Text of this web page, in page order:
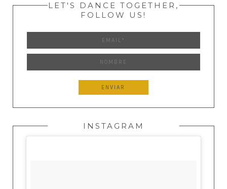
LET'S DANCE TOGETHER,
FOLLOW US!
INSTAGRAM